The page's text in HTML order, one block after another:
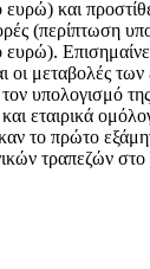
και
(περίπτωση
οι μεταβολές
υπολογισμό
εταιρικά
το πρώτο
τραπεζών στο